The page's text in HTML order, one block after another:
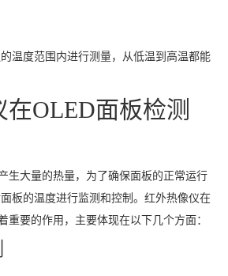
温度范围内进行测量，从低温到高温都能
OLED面板检测
生大量的热量，为了确保面板的正常运行
板的温度进行监测和控制。红外热像仪在
重要的作用，主要体现在以下几个方面：